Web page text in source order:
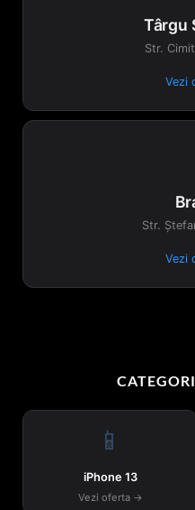
Târgu
Str.
Vezi
Str.
Vezi
📱
iPhone 13
Vezi oferta →